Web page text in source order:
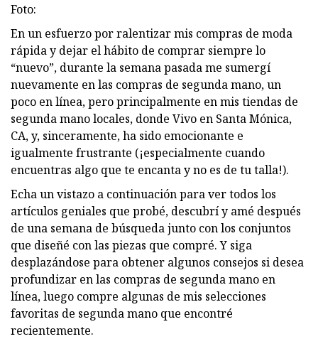
Foto:
En un esfuerzo por ralentizar mis compras de moda
rápida y dejar el hábito de comprar siempre lo
“nuevo”, durante la semana pasada me sumergí
nuevamente en las compras de segunda mano, un
poco en línea, pero principalmente en mis tiendas de
segunda mano locales, donde Vivo en Santa Mónica,
CA, y, sinceramente, ha sido emocionante e
igualmente frustrante (¡especialmente cuando
encuentras algo que te encanta y no es de tu talla!).
Echa un vistazo a continuación para ver todos los
artículos geniales que probé, descubrí y amé después
de una semana de búsqueda junto con los conjuntos
que diseñé con las piezas que compré. Y siga
desplazándose para obtener algunos consejos si desea
profundizar en las compras de segunda mano en
línea, luego compre algunas de mis selecciones
favoritas de segunda mano que encontré
recientemente.